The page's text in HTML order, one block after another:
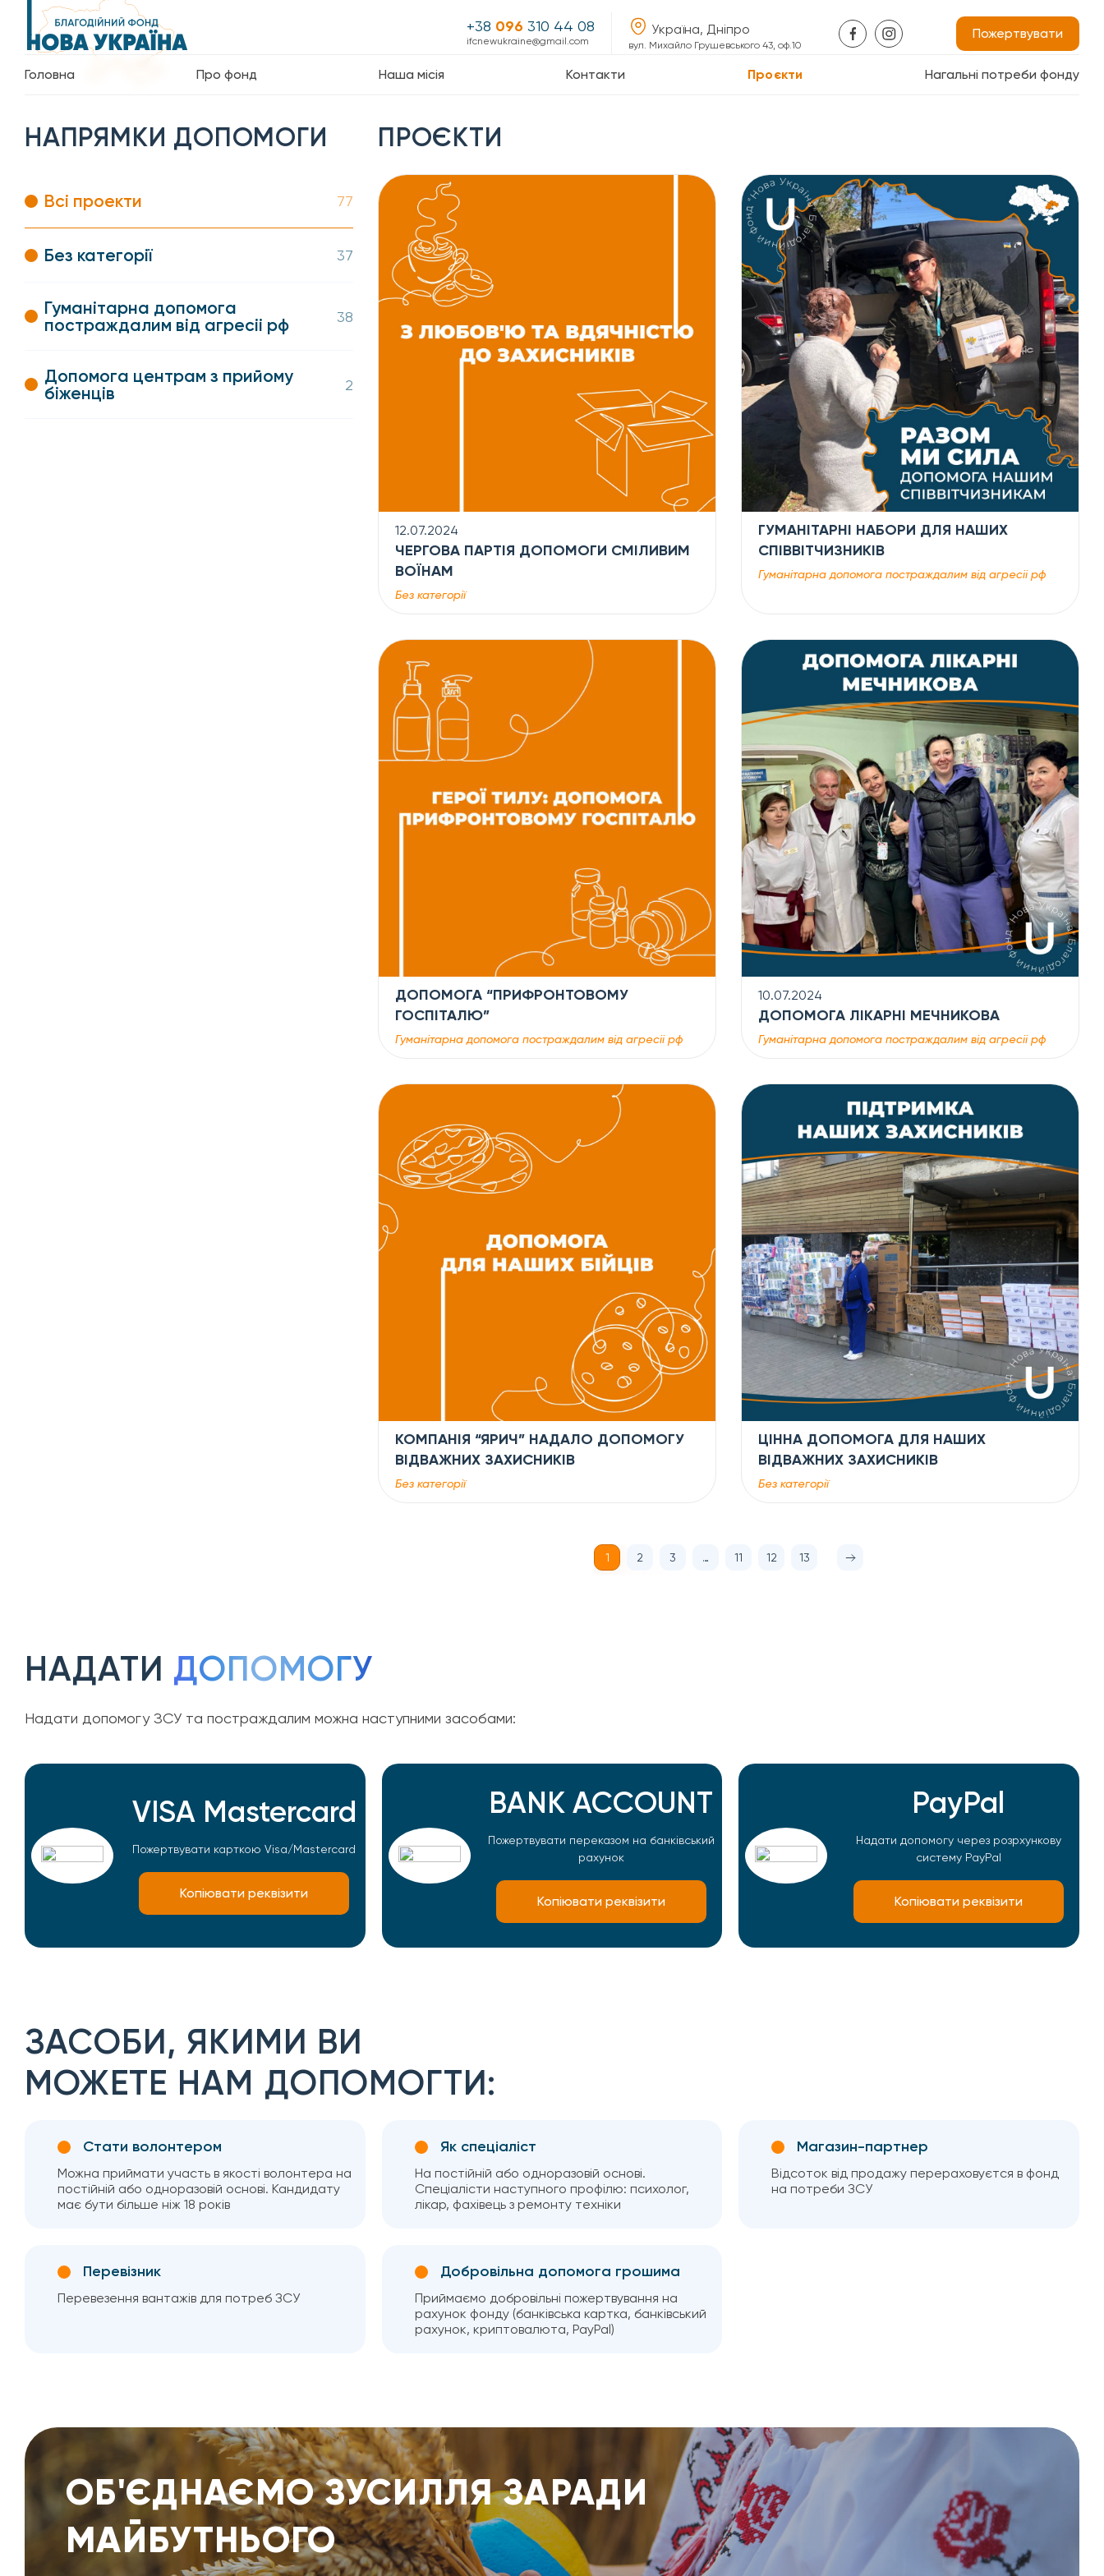
Головна Про фонд Наша місія Контакти Проєкти Нагальні потреби фонду
+38 096 310 44 08
ifcnewukraine@gmail.com
Україна, Дніпро
вул. Михайло Грушевського 43, оф.10
Пожертвувати
НАПРЯМКИ ДОПОМОГИ
Всі проекти 77
Без категорії 37
Гуманітарна допомога
постраждалим від агресіі рф
38
Допомога центрам з прийому
біженців
2
ПРОЄКТИ
12.07.2024
ЧЕРГОВА ПАРТІЯ ДОПОМОГИ СМІЛИВИМ
ВОЇНАМ
Без категорії
ГУМАНІТАРНІ НАБОРИ ДЛЯ НАШИХ
СПІВВІТЧИЗНИКІВ
Гуманітарна допомога постраждалим від агресіі рф
ДОПОМОГА “ПРИФРОНТОВОМУ
ГОСПІТАЛЮ”
Гуманітарна допомога постраждалим від агресіі рф
10.07.2024
ДОПОМОГА ЛІКАРНІ МЕЧНИКОВА
Гуманітарна допомога постраждалим від агресіі рф
КОМПАНІЯ “ЯРИЧ” НАДАЛО ДОПОМОГУ
ВІДВАЖНИХ ЗАХИСНИКІВ
Без категорії
ЦІННА ДОПОМОГА ДЛЯ НАШИХ
ВІДВАЖНИХ ЗАХИСНИКІВ
Без категорії
1 2 3 … 11 12 13
НАДАТИ ДОПОМОГУ
Надати допомогу ЗСУ та постраждалим можна наступними засобами:
VISA Mastercard
Пожертвувати карткою Visa/Mastercard
Копіювати реквізити
BANK ACCOUNT
Пожертвувати переказом на банківський
рахунок
Копіювати реквізити
PayPal
Надати допомогу через розрхункову
систему PayPal
Копіювати реквізити
ЗАСОБИ, ЯКИМИ ВИ
МОЖЕТЕ НАМ ДОПОМОГТИ:
Стати волонтером
Можна приймати участь в якості волонтера на
постійній або одноразовій основі. Кандидату
має бути більше ніж 18 років
Як спеціаліст
На постійній або одноразовій основі.
Спеціалісти наступного профілю: психолог,
лікар, фахівець з ремонту техніки
Магазин-партнер
Відсоток від продажу перераховуєтся в фонд
на потреби ЗСУ
Перевізник
Перевезення вантажів для потреб ЗСУ
Добровільна допомога грошима
Приймаємо добровільні пожертвування на
рахунок фонду (банківська картка, банківський
рахунок, криптовалюта, PayPal)
ОБ'ЄДНАЄМО ЗУСИЛЛЯ ЗАРАДИ
МАЙБУТНЬОГО